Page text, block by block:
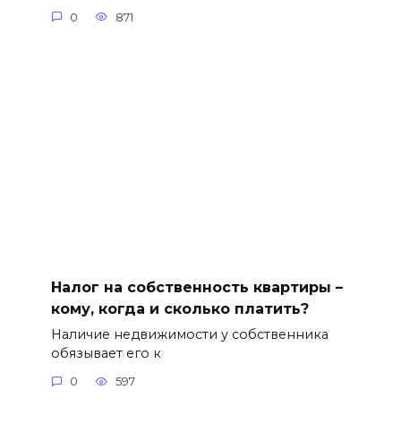
0 871
Налог на собственность квартиры –
кому, когда и сколько платить?
Наличие недвижимости у собственника
обязывает его к
0 597